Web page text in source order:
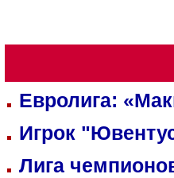
Евролига:
Игрок
Лига